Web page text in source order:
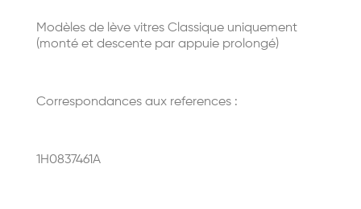
Modèles de lève vitres Classique uniquement
(monté et descente par appuie prolongé)
Correspondances aux references :
1H0837461A